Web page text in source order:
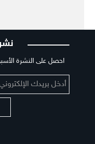
احصل على النشرة